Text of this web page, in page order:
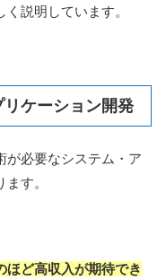
説明しています。
ケーション開発
が必要なシステム・ア
す。
ほど高収入が期待でき